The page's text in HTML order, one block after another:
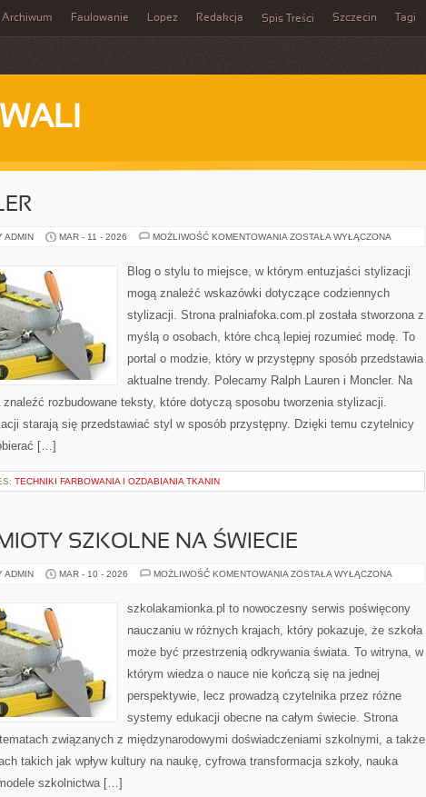
Archiwum Faulowanie Lopez Redakcja Spis Treści Szczecin Tagi
ADMIN MAR - 11 - 2026 MOŻLIWOŚĆ KOMENTOWANIA MONCLER
ZOSTAŁA WYŁĄCZONA
Blog o stylu to miejsce, w którym entuzjaści stylizacji
mogą znaleźć wskazówki dotyczące codziennych
stylizacji. Strona pralniafoka.com.pl została stworzona z
myślą o osobach, które chcą lepiej rozumieć modę. To
portal o modzie, który w przystępny sposób przedstawia
aktualne trendy. Polecamy Ralph Lauren i Moncler. Na
znaleźć rozbudowane teksty, które dotyczą sposobu tworzenia stylizacji.
starają się przedstawiać styl w sposób przystępny. Dzięki temu czytelnicy
[…]
TECHNIKI FARBOWANIA I OZDABIANIA TKANIN
SZKOLNE NA ŚWIECIE
ADMIN MAR - 10 - 2026 MOŻLIWOŚĆ KOMENTOWANIA PRZEDMIOTY
ZOSTAŁA WYŁĄCZONA
szkolakamionka.pl to nowoczesny serwis poświęcony
nauczaniu w różnych krajach, który pokazuje, że szkoła
może być przestrzenią odkrywania świata. To witryna, w
którym wiedza o nauce nie kończą się na jednej
perspektywie, lecz prowadzą czytelnika przez różne
systemy edukacji obecne na całym świecie. Strona
związanych z międzynarodowymi doświadczeniami szkolnymi, a także
takich jak wpływ kultury na naukę, cyfrowa transformacja szkoły, nauka
szkolnictwa […]